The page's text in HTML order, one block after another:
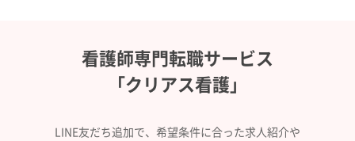
看護師専門転職サービス
「クリアス看護」
LINE友だち追加で、希望条件に合った求人紹介や